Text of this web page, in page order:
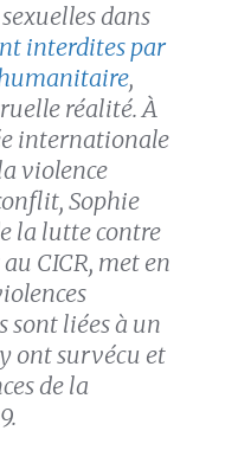
dans
interdites par
,
réalité. À
internationale
violence
Sophie
la lutte contre
CICR, met en
sont liées à un
ont survécu et
de la